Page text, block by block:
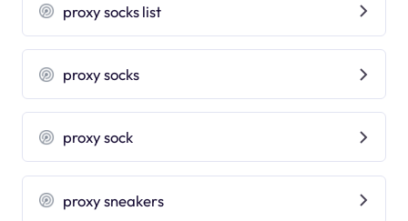
proxy socks list
proxy socks
proxy sock
proxy sneakers